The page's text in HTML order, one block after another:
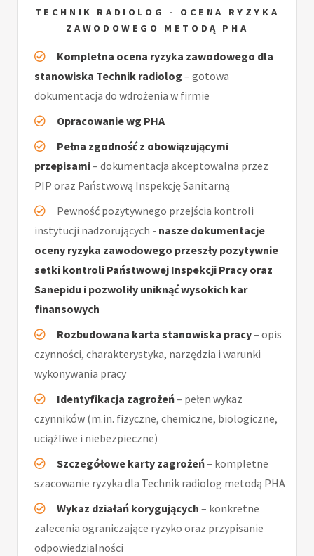
TECHNIK RADIOLOG - OCENA RYZYKA
ZAWODOWEGO METODĄ PHA
Kompletna ocena ryzyka zawodowego dla
stanowiska Technik radiolog – gotowa
dokumentacja do wdrożenia w firmie
Opracowanie wg PHA
Pełna zgodność z obowiązującymi
przepisami– dokumentacja akceptowalna przez
PIP oraz Państwową Inspekcję Sanitarną
Pewność pozytywnego przejścia kontroli
instytucji nadzorujących - nasze dokumentacje
oceny ryzyka zawodowego przeszły pozytywnie
setki kontroli Państwowej Inspekcji Pracy oraz
Sanepidu i pozwoliły uniknąć wysokich kar
finansowych
Rozbudowana karta stanowiska pracy– opis
czynności, charakterystyka, narzędzia i warunki
wykonywania pracy
Identyfikacja zagrożeń– pełen wykaz
czynników (m.in. fizyczne, chemiczne, biologiczne,
uciążliwe i niebezpieczne)
Szczegółowe karty zagrożeń– kompletne
szacowanie ryzyka dla Technik radiolog metodą PHA
Wykaz działań korygujących – konkretne
zalecenia ograniczające ryzyko oraz przypisanie
odpowiedzialności